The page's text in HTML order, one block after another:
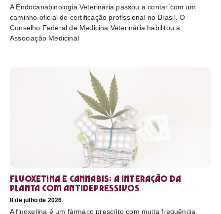
A Endocanabinologia Veterinária passou a contar com um
caminho oficial de certificação profissional no Brasil. O
Conselho Federal de Medicina Veterinária habilitou a
Associação Medicinal
Fluoxetina e Cannabis: a interação da
planta com antidepressivos
8 de julho de 2026
A fluoxetina é um fármaco prescrito com muita frequência,